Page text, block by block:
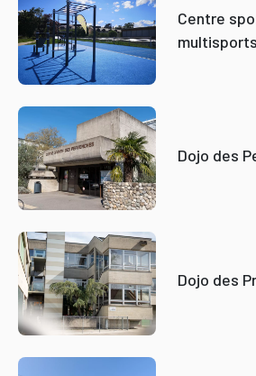
Centre
Dojo des
Dojo des